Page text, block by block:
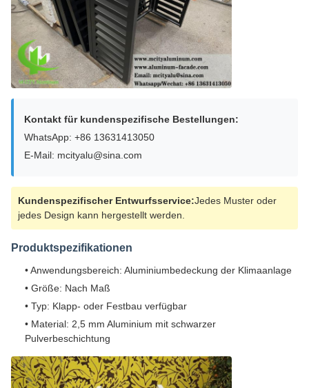
Kontakt für kundenspezifische Bestellungen:
WhatsApp: +86 13631413050
E-Mail: mcityalu@sina.com
Kundenspezifischer Entwurfsservice:Jedes Muster oder
jedes Design kann hergestellt werden.
Produktspezifikationen
• Anwendungsbereich: Aluminiumbedeckung der Klimaanlage
• Größe: Nach Maß
• Typ: Klapp- oder Festbau verfügbar
• Material: 2,5 mm Aluminium mit schwarzer
Pulverbeschichtung